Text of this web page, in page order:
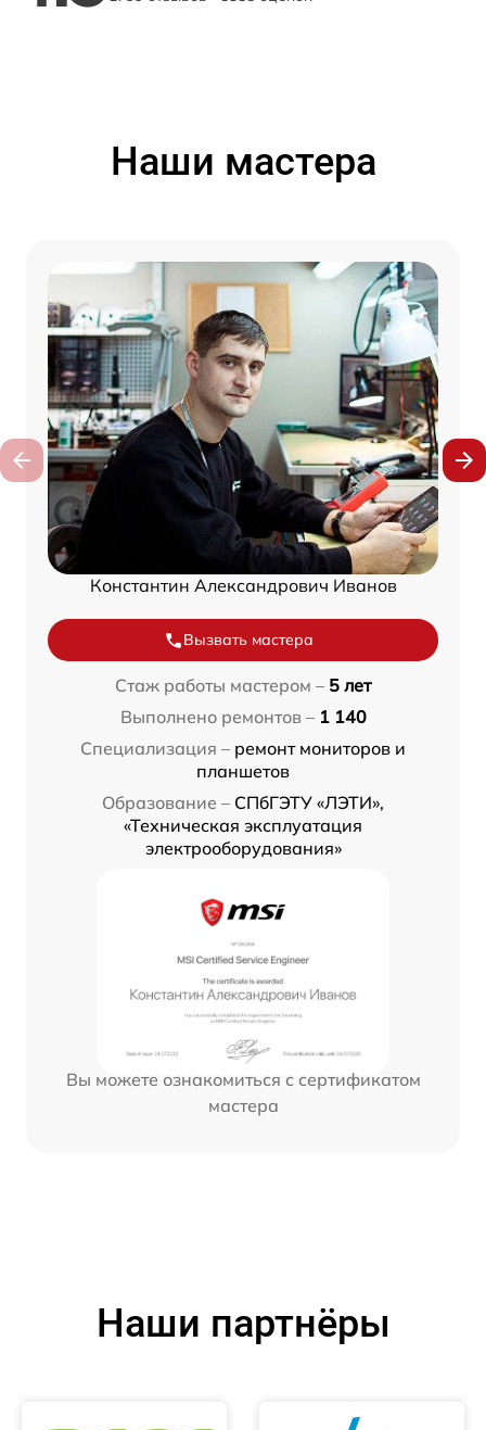
Наши мастера
Константин Александрович Иванов
Вызвать мастера
Стаж работы мастером – 5 лет
Выполнено ремонтов – 1 140
Специализация – ремонт мониторов и
планшетов
Образование – СПбГЭТУ «ЛЭТИ»,
«Техническая эксплуатация
электрооборудования»
Вы можете ознакомиться с сертификатом
мастера
Наши партнёры